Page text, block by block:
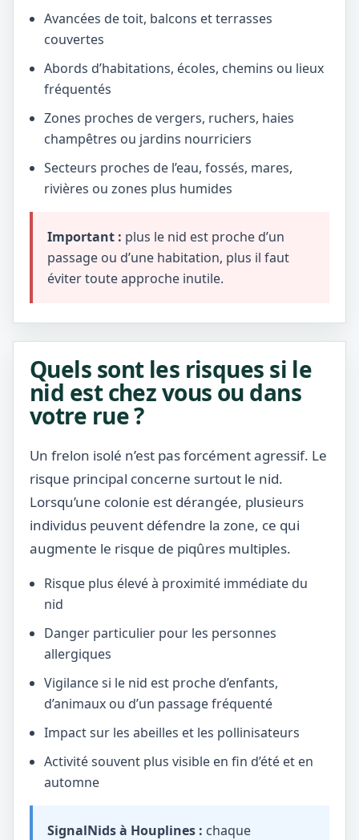
Avancées de toit, balcons et terrasses
couvertes
Abords d’habitations, écoles, chemins ou lieux
fréquentés
Zones proches de vergers, ruchers, haies
champêtres ou jardins nourriciers
Secteurs proches de l’eau, fossés, mares,
rivières ou zones plus humides
Important : plus le nid est proche d’un
passage ou d’une habitation, plus il faut
éviter toute approche inutile.
Quels sont les risques si le
nid est chez vous ou dans
votre rue ?
Un frelon isolé n’est pas forcément agressif. Le
risque principal concerne surtout le nid.
Lorsqu’une colonie est dérangée, plusieurs
individus peuvent défendre la zone, ce qui
augmente le risque de piqûres multiples.
Risque plus élevé à proximité immédiate du
nid
Danger particulier pour les personnes
allergiques
Vigilance si le nid est proche d’enfants,
d’animaux ou d’un passage fréquenté
Impact sur les abeilles et les pollinisateurs
Activité souvent plus visible en fin d’été et en
automne
SignalNids à Houplines : chaque